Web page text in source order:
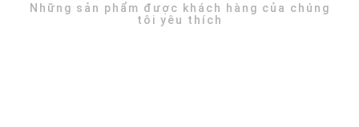
Những sản phẩm được khách hàng của chúng
tôi yêu thích